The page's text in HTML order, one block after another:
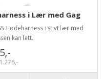
i Lær med Gag
Hodeharness i stivt lær med
kan lett..